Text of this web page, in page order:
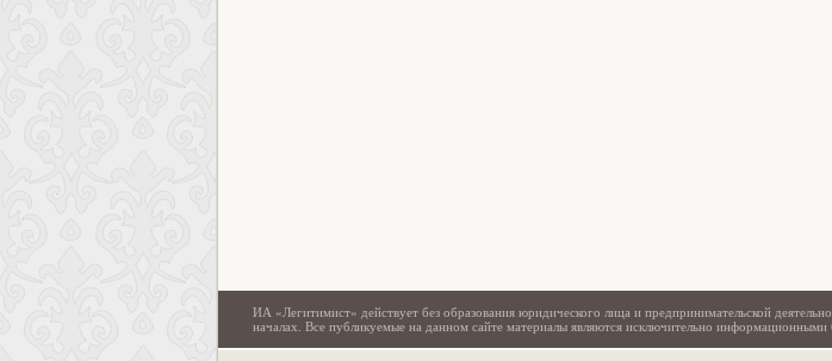
ИА «Легитимист» действует без образования юридического лица и предпринимательской
началах. Все публикуемые на данном сайте материалы являются исключительно